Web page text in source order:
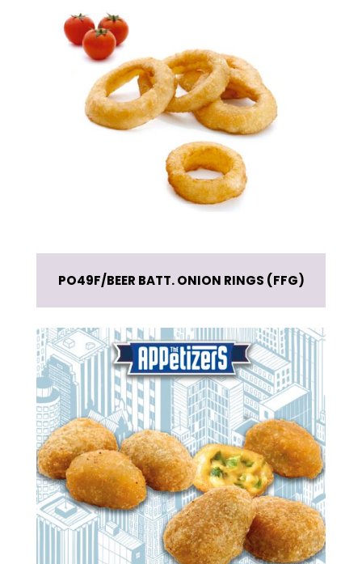
PO49F BEER BATT. ONION RINGS (FFG)